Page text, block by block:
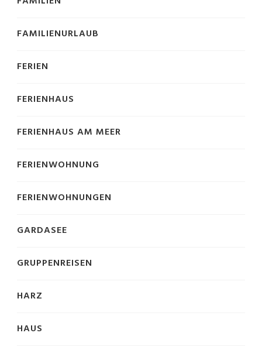
FAMILIENURLAUB
FERIEN
FERIENHAUS
FERIENHAUS AM MEER
FERIENWOHNUNG
FERIENWOHNUNGEN
GARDASEE
GRUPPENREISEN
HARZ
HAUS